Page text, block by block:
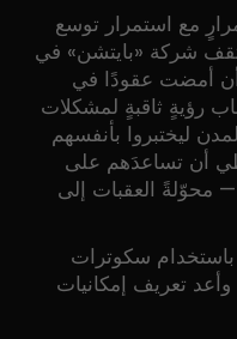
مع استمرار توسع
وتقف شركة «بايتشن» في
أن أمضت عقودًا في
رؤيةٍ ثاقبةٍ لمشكلات
ليختبروا بأنفسهم
أن تساعدَهم على
— محوّلةً العقبات إلى
سكوترات
تعريف إمكانيات